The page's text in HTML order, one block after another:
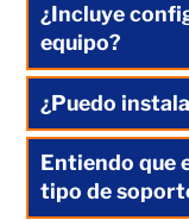
¿Incluye
equipo?
¿Puedo
Entiendo que
tipo de